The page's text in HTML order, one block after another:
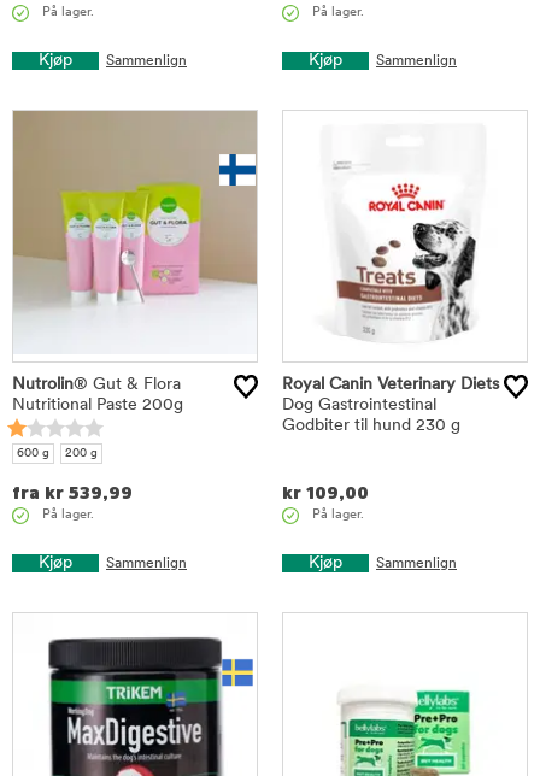
På lager.
Kjøp Sammenlign
På lager.
Kjøp Sammenlign
Nutrolin® Gut & Flora
Nutritional Paste 200g
600 g 200 g
fra kr 539,99
På lager.
Kjøp Sammenlign
Royal Canin Veterinary Diets
Dog Gastrointestinal
Godbiter til hund 230 g
kr 109,00
På lager.
Kjøp Sammenlign